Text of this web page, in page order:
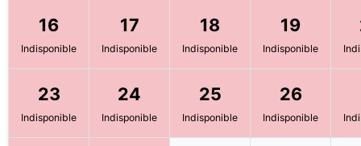
16
Indisponible
17
Indisponible
18
Indisponible
19
Indisponible
23
Indisponible
24
Indisponible
25
Indisponible
26
Indisponible